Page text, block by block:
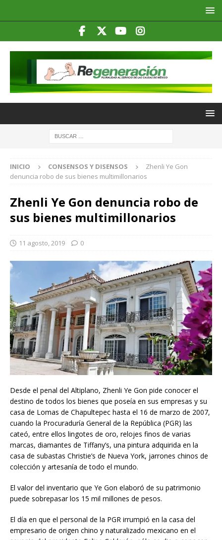
INICIO CONSENSOS Y DISENSOS
Zhenli Ye Gon
denuncia robo de sus bienes multimillonarios
Zhenli Ye Gon denuncia robo de
sus bienes multimillonarios
11 agosto, 2019 0
Desde el penal del Altiplano, Zhenli Ye Gon pide conocer el
destino de todos los bienes que poseía en sus empresas y su
casa de Lomas de Chapultepec hasta el 16 de marzo de 2007,
cuando la Procuraduría General de la República (PGR) las
cateó, entre ellos lingotes de oro, relojes finos de varias
marcas, diamantes de Tiffany’s, una pintura adquirida en la
casa de subastas Christie’s de Nueva York, jarrones chinos de
colección y artesanía de todo el mundo.
El valor del inventario que Ye Gon elaboró de su patrimonio
puede sobrepasar los 15 mil millones de pesos.
El día en que el personal de la PGR irrumpió en la casa del
empresario de origen chino y naturalizado mexicano en el